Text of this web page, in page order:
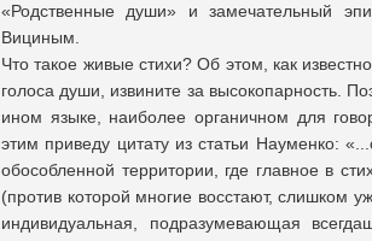
«Родственные души» и замечательный
Вициным.
Что такое живые стихи? Об этом, как
голоса души, извините за высокопарность.
ином языке, наиболее органичном для
этим приведу цитату из статьи Науменко:
обособленной территории, где главное в
(против которой многие восстают, слишком
индивидуальная, подразумевающая